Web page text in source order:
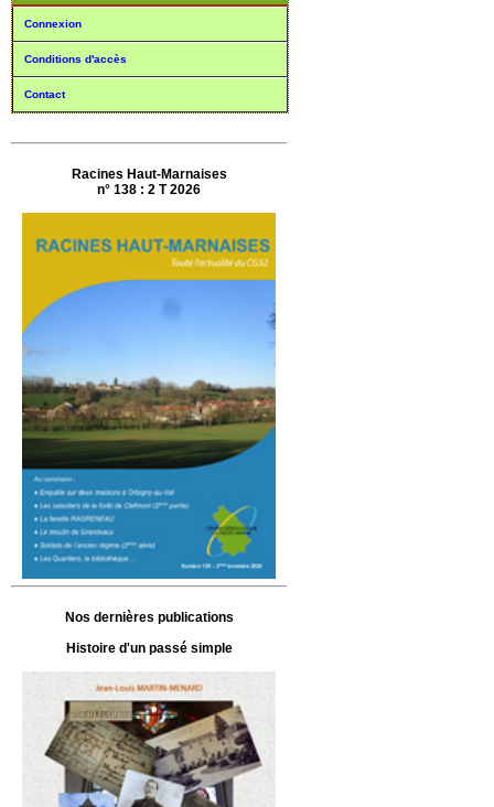
Connexion
Conditions d'accès
Contact
Racines Haut-Marnaises
n° 138 : 2 T 2026
Nos dernières publications
Histoire d'un passé simple